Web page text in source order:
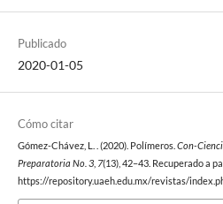
Publicado
2020-01-05
Cómo citar
Gómez-Chávez, L. . (2020). Polímeros. Con-
Preparatoria No. 3, 7(13), 42–43. Recuperado a
https://repository.uaeh.edu.mx/revistas/